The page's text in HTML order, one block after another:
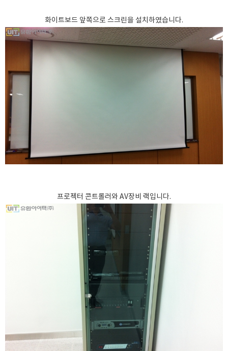
화이트보드 앞쪽으로 스크린을 설치하였습니다.
프로젝터 콘트롤러와 AV장비 랙입니다.